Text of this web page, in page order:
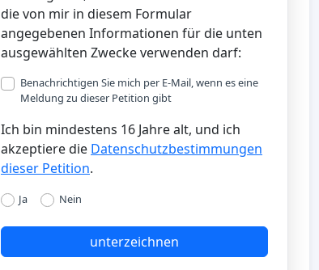
die von mir in diesem Formular
angegebenen Informationen für die unten
ausgewählten Zwecke verwenden darf:
Benachrichtigen Sie mich per E-Mail, wenn es eine
Meldung zu dieser Petition gibt
Ich bin mindestens 16 Jahre alt, und ich
akzeptiere die Datenschutzbestimmungen
dieser Petition.
Ja Nein
unterzeichnen